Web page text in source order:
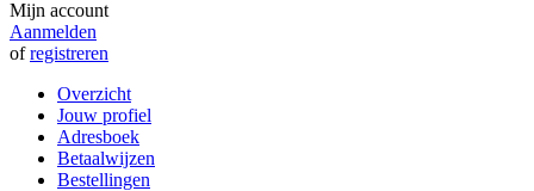
Mijn account
Aanmelden
ofregistreren
Overzicht
Jouw profiel
Adresboek
Betaalwijzen
Bestellingen